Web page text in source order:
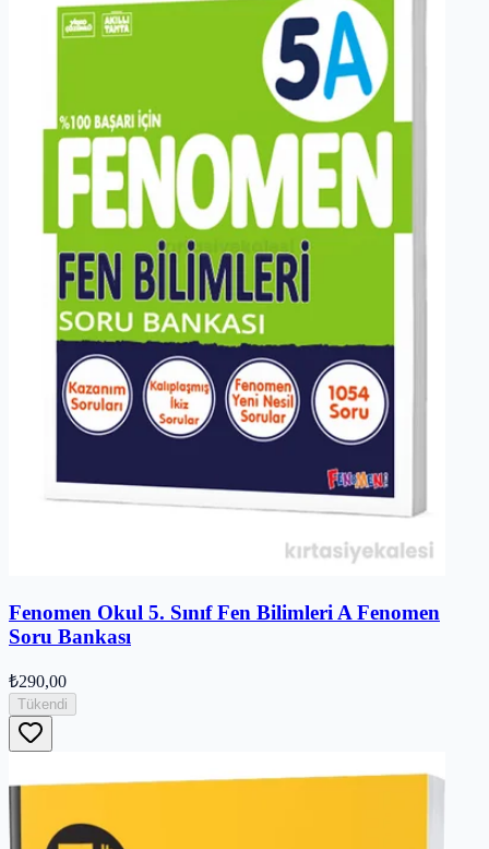
Fenomen Okul 5. Sınıf Fen Bilimleri A Fenomen
Soru Bankası
₺290,00
Tükendi